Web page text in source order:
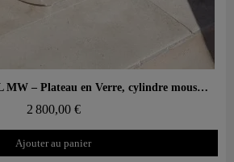
Aperçu rapide Table basse design XL MW – Plateau en Verre, cylindre mousse alvéolaire
2 800,00 €
Ajouter au panier